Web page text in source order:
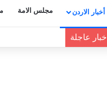
أخبار الاردن مجلس الامة
أخبار عاجلة